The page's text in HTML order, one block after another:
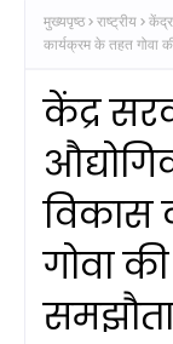
मुख्यपृष्ठ राष्ट्रीय
कार्यक्रम के तहत गोवा
केंद्र
विकास
गोवा